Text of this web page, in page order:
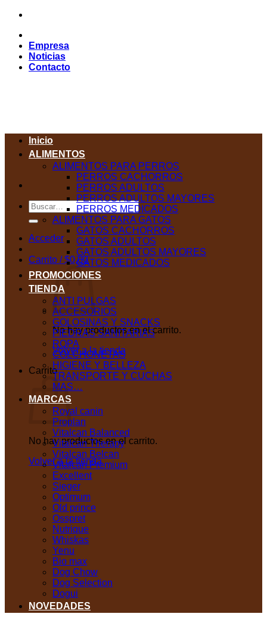
Saltar
contenido
Empresa
Noticias
Contacto
Buscar
por:
Acceder
Carrito /$0,00
No hay productos en el carrito.
Volver a la tienda
Carrito
No hay productos en el carrito.
Volver a la tienda
Inicio
ALIMENTOS
ALIMENTOS PARA PERROS
PERROS CACHORROS
PERROS ADULTOS
PERROS ADULTOS MAYORES
PERROS MEDICADOS
ALIMENTOS PARA GATOS
GATOS CACHORROS
GATOS ADULTOS
GATOS ADULTOS MAYORES
GATOS MEDICADOS
PROMOCIONES
TIENDA
ANTI PULGAS
ACCESORIOS
GOLOSINAS Y SNACKS
PIEDRAS SANITARIAS
ROPA
COLCHONETAS
HIGIENE Y BELLEZA
TRANSPORTE Y CUCHAS
MAS…
MARCAS
Royal canin
Proplan
Vitalcan Balanced
Vitalcan Therapy
Vitalcan Belcan
Vitalcan Premium
Excellent
Sieger
Optimum
Old prince
Osspret
Nutrique
Whiskas
Yenu
Bio max
Dog Chow
Dog Selection
Dogui
NOVEDADES